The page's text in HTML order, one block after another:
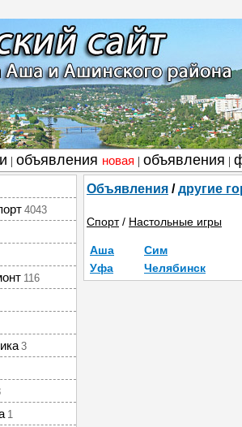
объявления новая объявления
4043
116
3
1
Объявления /другие
Спорт/ Настольные игры
Аша
Сим
Уфа
Челябинск